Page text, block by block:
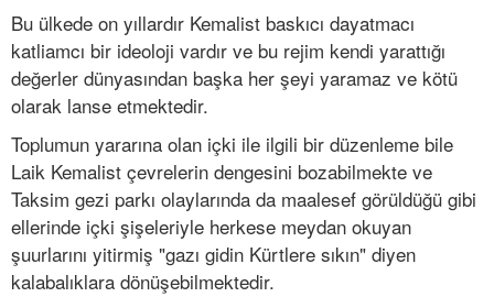
Bu ülkede on yıllardır Kemalist baskıcı dayatmacı
katliamcı bir ideoloji vardır ve bu rejim kendi yarattığı
değerler dünyasından başka her şeyi yaramaz ve kötü
olarak lanse etmektedir.
Toplumun yararına olan içki ile ilgili bir düzenleme bile
Laik Kemalist çevrelerin dengesini bozabilmekte ve
Taksim gezi parkı olaylarında da maalesef görüldüğü gibi
ellerinde içki şişeleriyle herkese meydan okuyan
şuurlarını yitirmiş "gazı gidin Kürtlere sıkın" diyen
kalabalıklara dönüşebilmektedir.